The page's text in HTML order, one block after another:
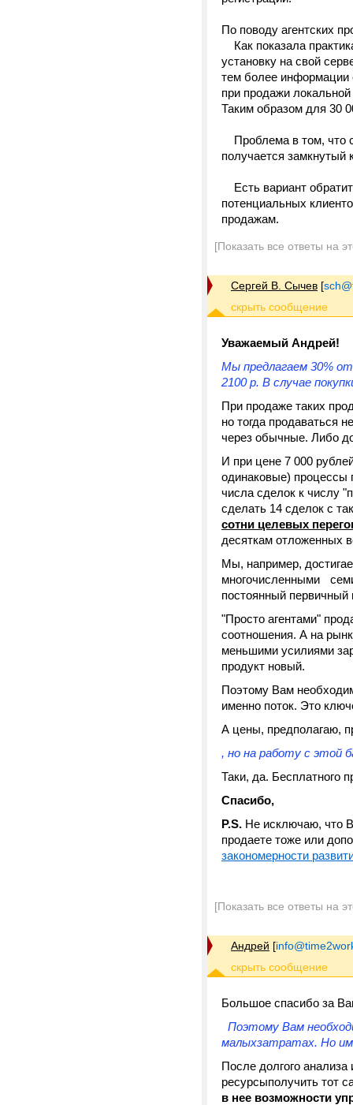
По поводу агентских
Как показала
установку на свой
тем более информации
при продажи
Таким образом для 30
Проблема в том, что
получается замкнутый
Есть вариант
потенциальных
продажам.
[Показать все ответы на
Сергей В. Сычев [
Уважаемый Андрей!
Мы предлагаем 30% от
2100 р. В случае
При продаже таких
но тогда продаваться
через обычные. Либо
И при цене 7 000
одинаковые) процессы
числа сделок к числу
сделать 14 сделок с
сотни целевых
десяткам отложенных
Мы, например,
многочисленными
постоянный первичный
"Просто агентами"
соотношения. А на
меньшими усилиями
продукт новый.
Поэтому Вам
именно поток. Это
А цены, предполагаю,
, но на работу с этой
Таки, да. Бесплатного
Спасибо,
P.S. Не исключаю, что
продаете тоже или
закономерности
[Показать все ответы на
Андрей [
Большое спасибо за
Поэтому Вам
малыхзатратах. Но
После долгого
ресурсыполучить тот
в нее возможности